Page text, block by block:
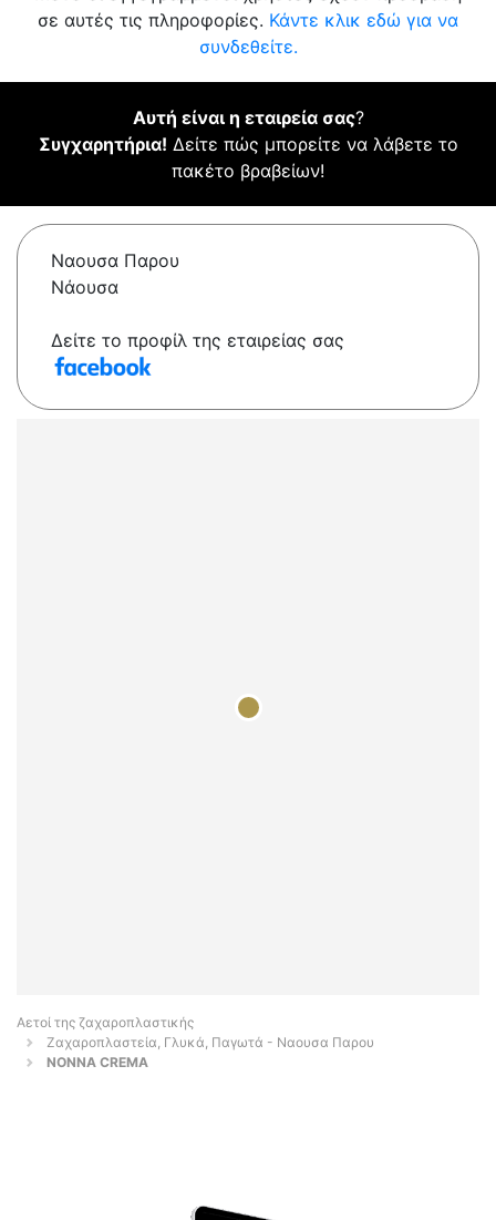
σε αυτές τις πληροφορίες. Κάντε κλικ εδώ για να
συνδεθείτε.
Αυτή είναι η εταιρεία σας?
Συγχαρητήρια! Δείτε πώς μπορείτε να λάβετε το
πακέτο βραβείων!
Ναουσα Παρου
Νάουσα
Δείτε το προφίλ της εταιρείας σας
Αετοί της ζαχαροπλαστικής
Ζαχαροπλαστεία, Γλυκά, Παγωτά - Ναουσα Παρου
NONNA CREMA